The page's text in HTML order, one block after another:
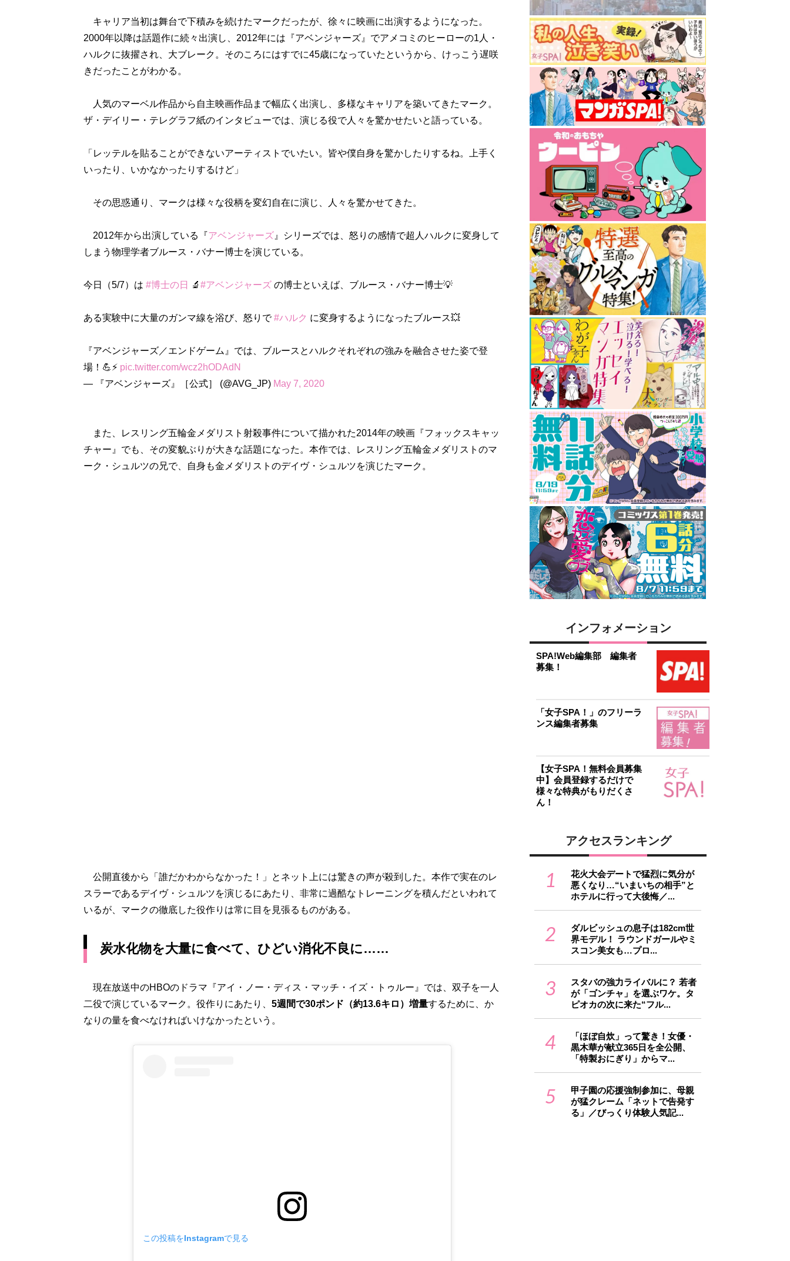
キャリア当初は舞台で下積みを続けたマークだったが、徐々に映画に出演するようになった。
2000年以降は話題作に続々出演し、2012年には『アベンジャーズ』でアメコミのヒーローの1人・
ハルクに抜擢され、大ブレーク。そのころにはすでに45歳になっていたというから、けっこう遅咲
きだったことがわかる。
人気のマーベル作品から自主映画作品まで幅広く出演し、多様なキャリアを築いてきたマーク。
ザ・デイリー・テレグラフ紙のインタビューでは、演じる役で人々を驚かせたいと語っている。
「レッテルを貼ることができないアーティストでいたい。皆や僕自身を驚かしたりするね。上手く
いったり、いかなかったりするけど」
その思惑通り、マークは様々な役柄を変幻自在に演じ、人々を驚かせてきた。
2012年から出演している『アベンジャーズ 』シリーズでは、怒りの感情で超人ハルクに変身して
しまう物理学者ブルース・バナー博士を演じている。
今日（5/7）は #博士の日 🔬 #アベンジャーズ の博士といえば、ブルース・バナー博士💡
ある実験中に大量のガンマ線を浴び、怒りで#ハルク に変身するようになったブルース💥
『アベンジャーズ／エンドゲーム』では、ブルースとハルクそれぞれの強みを融合させた姿で登
場！💪⚡ pic.twitter.com/wcz2hODAdN
— 『アベンジャーズ』［公式］ (@AVG_JP) May 7, 2020
また、レスリング五輪金メダリスト射殺事件について描かれた2014年の映画『フォックスキャッ
チャー』でも、その変貌ぶりが大きな話題になった。本作では、レスリング五輪金メダリストのマ
ーク・シュルツの兄で、自身も金メダリストのデイヴ・シュルツを演じたマーク。
公開直後から「誰だかわからなかった！」とネット上には驚きの声が殺到した。本作で実在のレ
スラーであるデイヴ・シュルツを演じるにあたり、非常に過酷なトレーニングを積んだといわれて
いるが、マークの徹底した役作りは常に目を見張るものがある。
炭水化物を大量に食べて、ひどい消化不良に……
現在放送中のHBOのドラマ『アイ・ノー・ディス・マッチ・イズ・トゥルー』では、双子を一人
二役で演じているマーク。役作りにあたり、 5週間で30ポンド（約13.6キロ）増量するために、か
なりの量を食べなければいけなかったという。
この投稿をInstagramで見る
インフォメーション
SPA!Web編集部 編集者
募集！
「女子SPA！」のフリーラ
ンス編集者募集
【女子SPA！無料会員募集
中】会員登録するだけで
様々な特典がもりだくさ
ん！
アクセスランキング
1
花火大会デートで猛烈に気分が
悪くなり…“いまいちの相手”と
ホテルに行って大後悔／...
2
ダルビッシュの息子は182cm世
界モデル！ ラウンドガールやミ
スコン美女も…プロ...
3
スタバの強力ライバルに？ 若者
が「ゴンチャ」を選ぶワケ。タ
ピオカの次に来た“フル...
4
「ほぼ自炊」って驚き！女優・
黒木華が献立365日を全公開、
「特製おにぎり」からマ...
5
甲子園の応援強制参加に、母親
が猛クレーム「ネットで告発す
る」／びっくり体験人気記...